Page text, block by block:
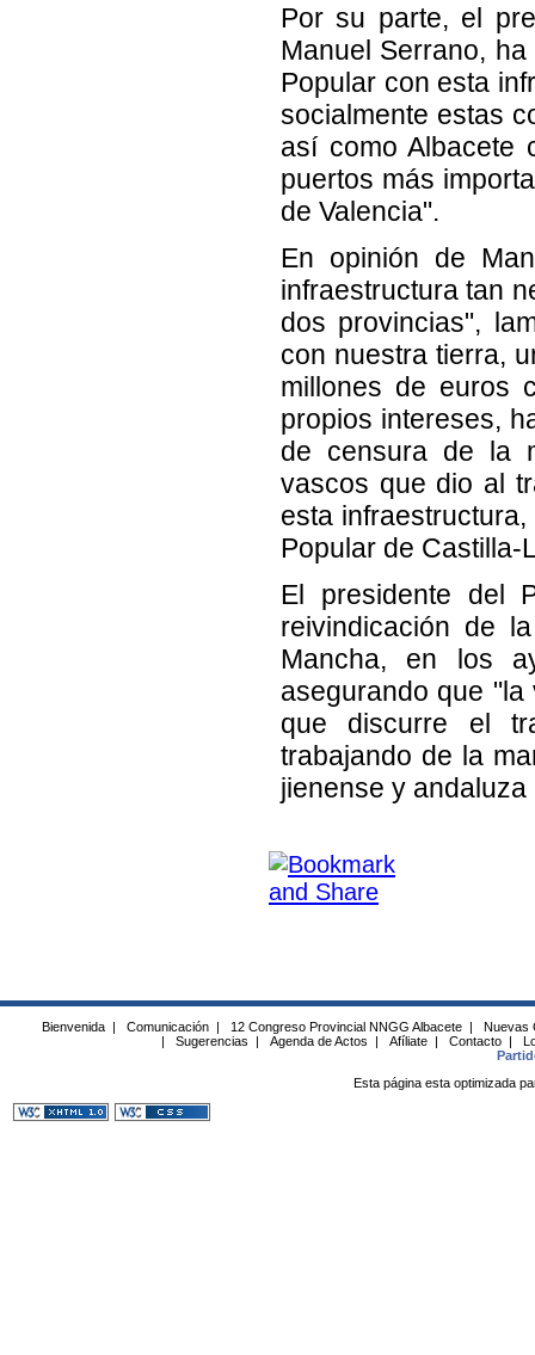
Por su parte, el
Manuel Serrano,
Popular con esta
socialmente estas
así como Albacete
puertos más
de Valencia".
En opinión de
infraestructura tan
dos provincias",
con nuestra tierra,
millones de euros
propios intereses,
de censura de la
vascos que dio al
esta
Popular de Castilla-
El presidente del
reivindicación de
Mancha, en los
asegurando que
que discurre el
trabajando de la
jienense y
Bienvenida | Comunicación | 12 Congreso Provincial NNGG Albacete |
Nuevas
|
Sugerencias | Agenda de Actos | Afíliate | Contacto |
Esta página esta optimizada